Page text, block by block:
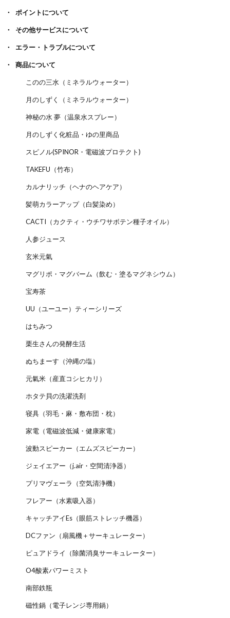
ポイントについて
その他サービスについて
エラー・トラブルについて
商品について
このの三水（ミネラルウォーター）
月のしずく（ミネラルウォーター）
神秘の水 夢（温泉水スプレー）
月のしずく化粧品・ゆの里商品
スピノル(SPINOR・電磁波プロテクト)
TAKEFU（竹布）
カルナリッチ（ヘナのヘアケア）
髪萌カラーアップ（白髪染め）
CACTI（カクティ・ウチワサボテン種子オイル）
人参ジュース
玄米元氣
マグリポ・マグバーム（飲む・塗るマグネシウム）
宝寿茶
UU（ユーユー）ティーシリーズ
はちみつ
栗生さんの発酵生活
ぬちまーす（沖縄の塩）
元氣米（産直コシヒカリ）
ホタテ貝の洗濯洗剤
寝具（羽毛・麻・敷布団・枕）
家電（電磁波低減・健康家電）
波動スピーカー（エムズスピーカー）
ジェイエアー（j.air・空間清浄器）
プリマヴェーラ（空気清浄機）
フレアー（水素吸入器）
キャッチアイEs（眼筋ストレッチ機器）
DCファン（扇風機＋サーキュレーター）
ピュアドライ（除菌消臭サーキュレーター）
O4酸素パワーミスト
南部鉄瓶
磁性鍋（電子レンジ専用鍋）